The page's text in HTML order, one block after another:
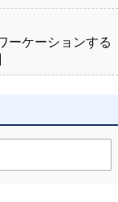
ーケーションする